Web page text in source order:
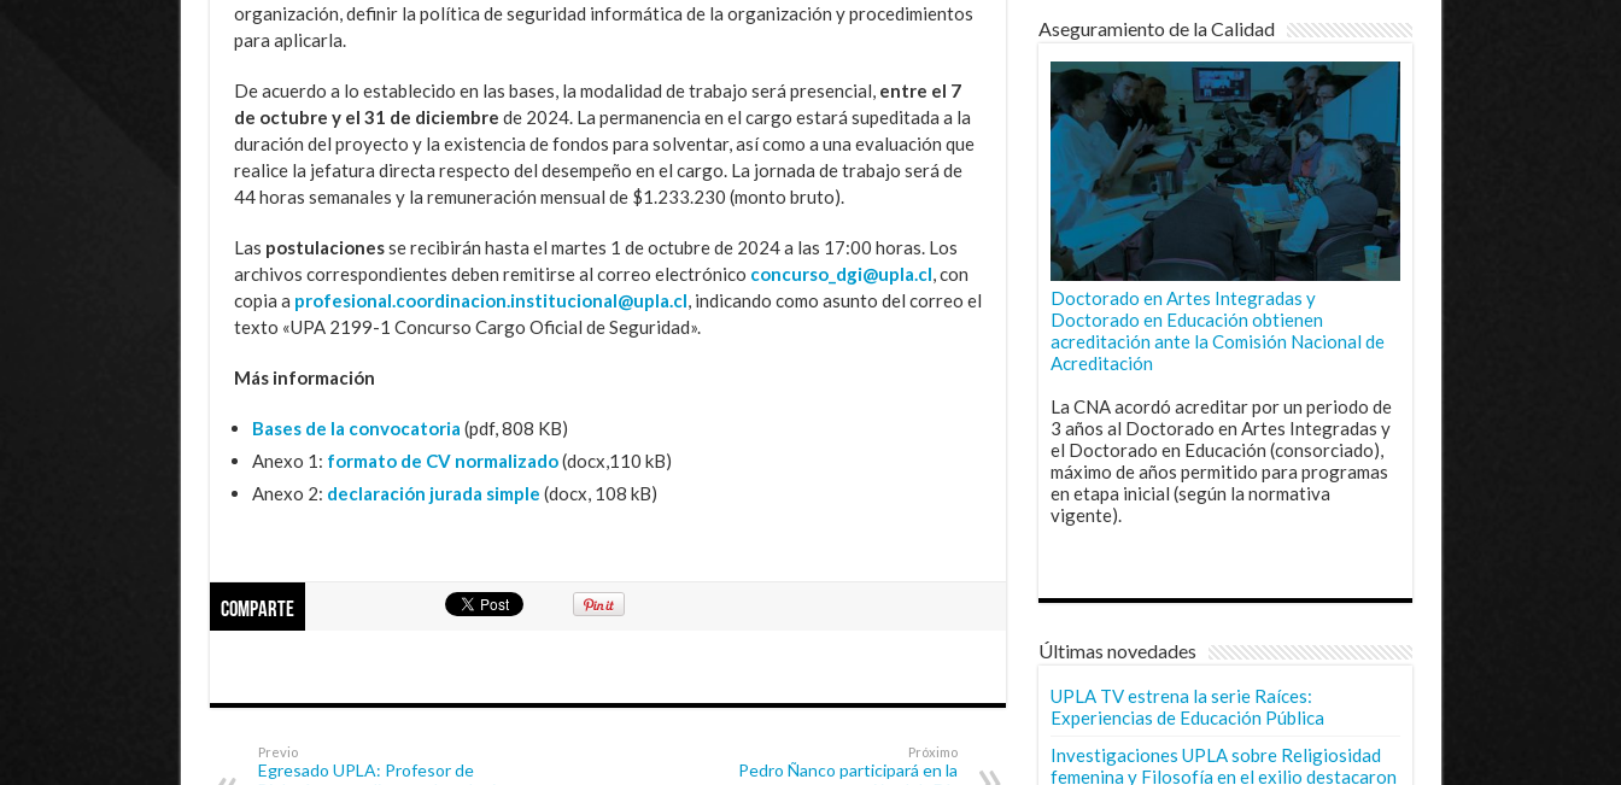
organización, definir la política de seguridad informática de la organización y procedimientos
para aplicarla.
De acuerdo a lo establecido en las bases, la modalidad de trabajo será presencial, entre el 7
de octubre y el 31 de diciembre de 2024. La permanencia en el cargo estará supeditada a la
duración del proyecto y la existencia de fondos para solventar, así como a una evaluación que
realice la jefatura directa respecto del desempeño en el cargo. La jornada de trabajo será de
44 horas semanales y la remuneración mensual de $1.233.230 (monto bruto).
Las postulacionesse recibirán hasta el martes 1 de octubre de 2024 a las 17:00 horas. Los
archivos correspondientes deben remitirse al correo electrónico concurso_dgi@upla.cl , con
copia a profesional.coordinacion.institucional@upla.cl , indicando como asunto del correo el
texto «UPA 2199-1 Concurso Cargo Oficial de Seguridad».
Más información
Bases de la convocatoria (pdf, 808 KB)
Anexo 1: formato de CV normalizado(docx,110 kB)
Anexo 2: declaración jurada simple (docx, 108 kB)
Comparte
Previo
Egresado UPLA: Profesor de
Próximo
Pedro Ñanco participará en la
Aseguramiento de la Calidad
Doctorado en Artes Integradas y
Doctorado en Educación obtienen
acreditación ante la Comisión Nacional de
Acreditación
La CNA acordó acreditar por un periodo de
3 años al Doctorado en Artes Integradas y
el Doctorado en Educación (consorciado),
máximo de años permitido para programas
en etapa inicial (según la normativa
vigente).
Últimas novedades
UPLA TV estrena la serie Raíces:
Experiencias de Educación Pública
Investigaciones UPLA sobre Religiosidad
femenina y Filosofía en el exilio destacaron